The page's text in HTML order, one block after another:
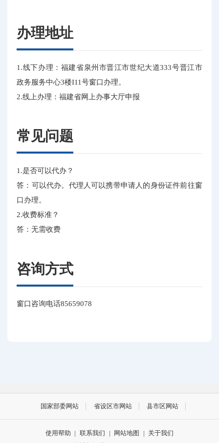
办理地址
1.线下办理：福建省泉州市晋江市世纪大道333号晋江市
政务服务中心3楼I11号窗口办理。
2.线上办理：福建省网上办事大厅申报
常见问题
1.是否可以代办？
答：可以代办。代理人可以携带申请人的身份证件前往窗
口办理。
2.收费标准？
答：无需收费
咨询方式
窗口咨询电话85659078
国家部委网站 省设区市网站 县市区网站
使用帮助 | 联系我们 | 网站地图 | 关于我们